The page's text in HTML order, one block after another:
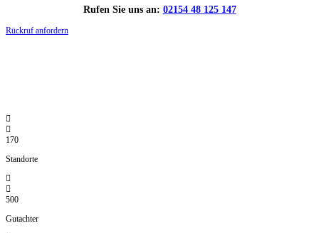
Rufen Sie uns an: 02154 48 125 147
Rückruf anfordern
170
Standorte
500
Gutachter